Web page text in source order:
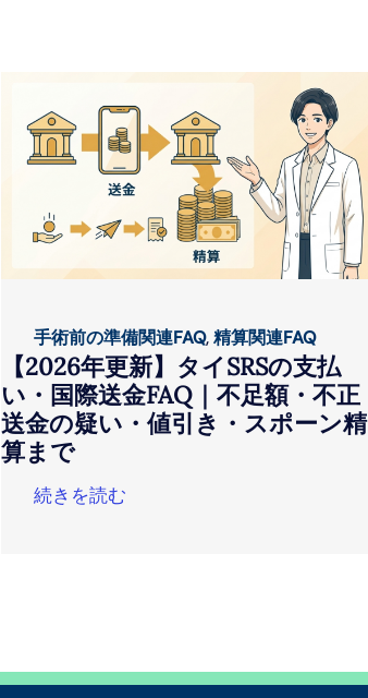
手術前の準備関連FAQ,精算関連FAQ
【2026年更新】タイSRSの支払
い・国際送金FAQ｜不足額・不正
送金の疑い・値引き・スポーン精
算まで
続きを読む